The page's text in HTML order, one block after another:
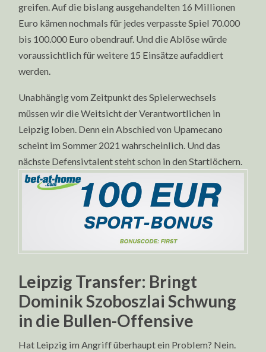
greifen. Auf die bislang ausgehandelten 16 Millionen
Euro kämen nochmals für jedes verpasste Spiel 70.000
bis 100.000 Euro obendrauf. Und die Ablöse würde
voraussichtlich für weitere 15 Einsätze aufaddiert
werden.
Unabhängig vom Zeitpunkt des Spielerwechsels
müssen wir die Weitsicht der Verantwortlichen in
Leipzig loben. Denn ein Abschied von Upamecano
scheint im Sommer 2021 wahrscheinlich. Und das
nächste Defensivtalent steht schon in den Startlöchern.
Leipzig Transfer: Bringt
Dominik Szoboszlai Schwung
in die Bullen-Offensive
Hat Leipzig im Angriff überhaupt ein Problem? Nein.